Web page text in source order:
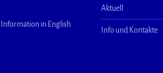
Information in English
Aktuell
Info und Kontakte